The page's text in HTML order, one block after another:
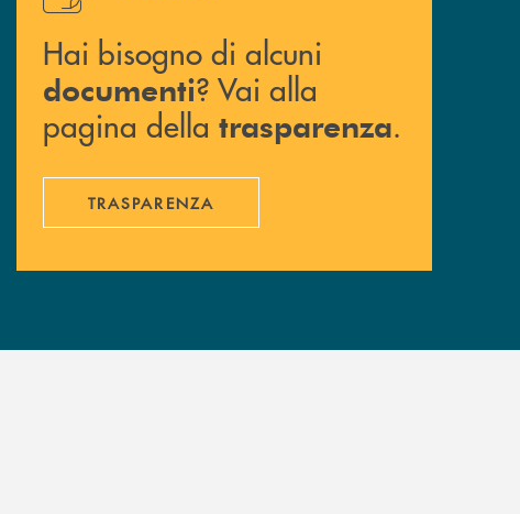
Hai bisogno di alcuni
documenti? Vai alla
pagina della trasparenza.
TRASPARENZA